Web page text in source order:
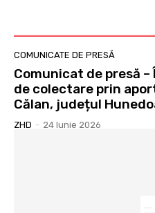
COMUNICATE DE PRESĂ
Comunicat de presă
de colectare prin
Călan, județul
ZHD - 24 Iunie 2026